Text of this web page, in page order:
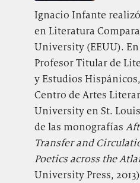
Ignacio Infante
en Literatura
University (EEUU).
Profesor Titular de
y Estudios
Centro de Artes
University en St.
de las monografías
Transfer and
Poetics across the
University Press,